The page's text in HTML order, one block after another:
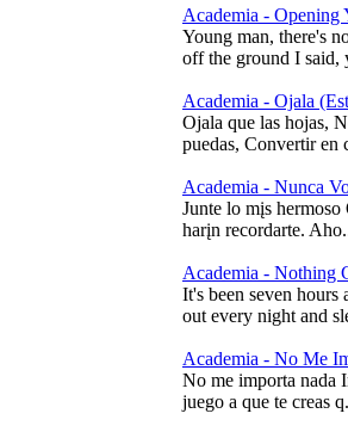
Academia - Opening
Young man, there's
off the ground I said,
Academia - Ojala
Ojala que las hojas,
puedas, Convertir en
Academia - Nunca
Junte lo mįs
harįn recordarte.
Academia - Nothing
It's been seven
out every night and
Academia - No Me
No me importa nada
juego a que te creas